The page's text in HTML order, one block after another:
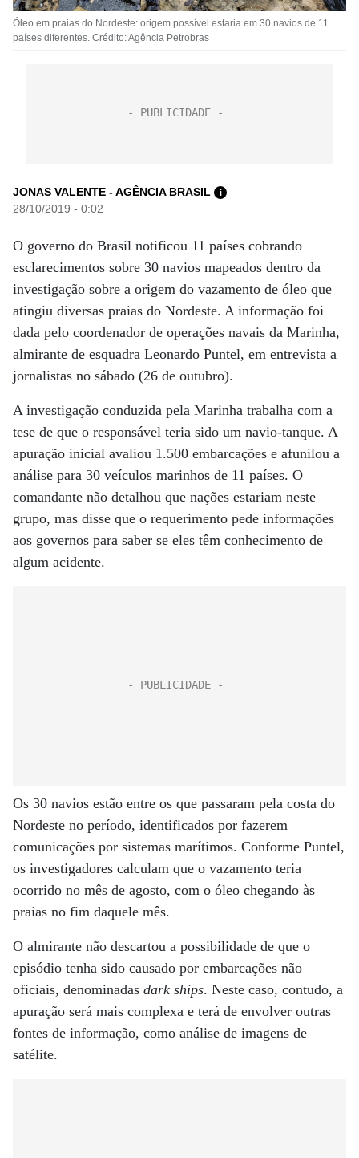
Óleo em praias do Nordeste: origem possível estaria em 30 navios de 11
países diferentes. Crédito: Agência Petrobras
JONAS VALENTE - AGÊNCIA BRASIL i
28/10/2019 - 0:02
O governo do Brasil notificou 11 países cobrando
esclarecimentos sobre 30 navios mapeados dentro da
investigação sobre a origem do vazamento de óleo que
atingiu diversas praias do Nordeste. A informação foi
dada pelo coordenador de operações navais da Marinha,
almirante de esquadra Leonardo Puntel, em entrevista a
jornalistas no sábado (26 de outubro).
A investigação conduzida pela Marinha trabalha com a
tese de que o responsável teria sido um navio-tanque. A
apuração inicial avaliou 1.500 embarcações e afunilou a
análise para 30 veículos marinhos de 11 países. O
comandante não detalhou que nações estariam neste
grupo, mas disse que o requerimento pede informações
aos governos para saber se eles têm conhecimento de
algum acidente.
Os 30 navios estão entre os que passaram pela costa do
Nordeste no período, identificados por fazerem
comunicações por sistemas marítimos. Conforme Puntel,
os investigadores calculam que o vazamento teria
ocorrido no mês de agosto, com o óleo chegando às
praias no fim daquele mês.
O almirante não descartou a possibilidade de que o
episódio tenha sido causado por embarcações não
oficiais, denominadas dark ships. Neste caso, contudo, a
apuração será mais complexa e terá de envolver outras
fontes de informação, como análise de imagens de
satélite.